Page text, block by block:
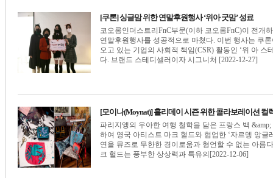
[쿠론] 싱글맘 위한 연말후원행사 ‘위아 굿맘’ 성료
코오롱인더스트리FnC부문(이하 코오롱FnC)이 전개
연말후원행사를 성공적으로 마쳤다. 이번 행사는 쿠
오고 있는 기업의 사회적 책임(CSR) 활동인 ‘위 아 스
다. 브랜드 스테디셀러이자 시그니처 [2022-12-27]
[모이나(Moynat)] 홀리데이 시즌 위한 콜라보레이션 컬
파리지앵의 우아한 여행 철학을 담은 프랑스 백
하여 영국 아티스트 마크 헐드와 협업한 ‘자르뎅 앙글
연을 뮤즈로 무한한 경이로움과 형언할 수 없는 아름
크 헐드는 풍부한 상상력과 특유의[2022-12-06]